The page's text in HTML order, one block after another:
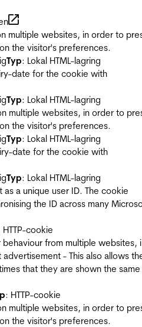
multiple websites, in order to
the visitor's preferences.
Typ: Lokal HTML-lagring
date for the cookie with
Typ: Lokal HTML-lagring
multiple websites, in order to
the visitor's preferences.
Typ: Lokal HTML-lagring
date for the cookie with
Typ: Lokal HTML-lagring
a unique user ID. The cookie
the ID across many
HTTP-cookie
from multiple websites,
- This also allows
that they are shown the same
: HTTP-cookie
multiple websites, in order to
the visitor's preferences.